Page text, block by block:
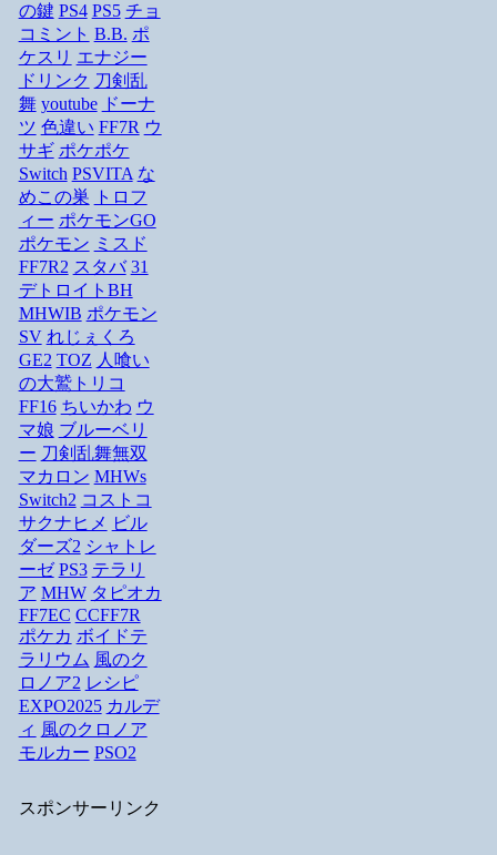
の鍵 PS4 PS5 チョ
コミント B.B. ポ
ケスリ エナジー
ドリンク 刀剣乱
舞 youtube ドーナ
ツ 色違い FF7R ウ
サギ ポケポケ
Switch PSVITA な
めこの巣
トロフ
ィー ポケモンGO
ポケモン ミスド
FF7R2 スタバ 31
デトロイトBH
MHWIB ポケモン
SV れじぇくろ
GE2 TOZ 人喰い
の大鷲トリコ
FF16 ちいかわ ウ
マ娘 ブルーベリ
ー 刀剣乱舞無双
マカロン MHWs
Switch2 コストコ
サクナヒメ ビル
ダーズ2 シャトレ
ーゼ PS3 テラリ
ア MHW タピオカ
FF7EC CCFF7R
ポケカ ボイドテ
ラリウム 風のク
ロノア2 レシピ
EXPO2025 カルデ
ィ 風のクロノア
モルカー PSO2
スポンサーリンク